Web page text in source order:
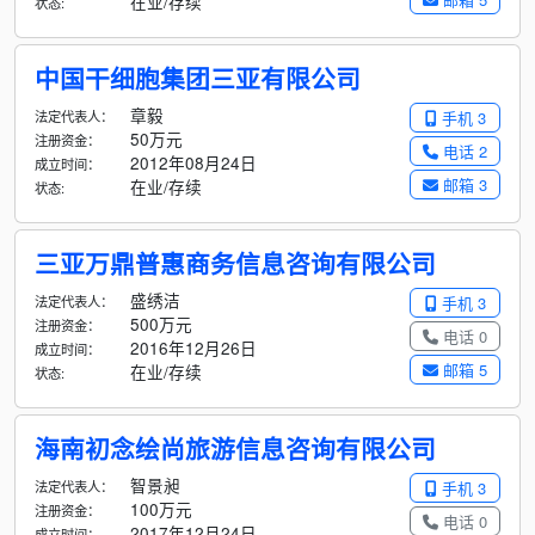
中国干细胞集团三亚有限公司
手机 3
电话 2
邮箱 3
法定代表人： 章毅
注册资金： 50万元
成立时间： 2012年08月24日
状态: 在业/存续
三亚万鼎普惠商务信息咨询有限公司
手机 3
电话 0
邮箱 5
法定代表人： 盛绣洁
注册资金： 500万元
成立时间： 2016年12月26日
状态: 在业/存续
海南初念绘尚旅游信息咨询有限公司
手机 3
电话 0
法定代表人： 智景昶
注册资金： 100万元